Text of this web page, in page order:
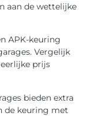
aan de wettelijke
APK-keuring
Vergelijk
prijs
bieden extra
de keuring met